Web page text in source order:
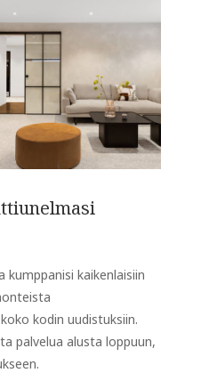
kaikenlaisiin
kodin uudistuksiin.
palvelua alusta loppuun,